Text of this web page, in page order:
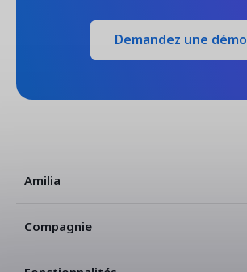
Demandez une démo
Amilia
Compagnie